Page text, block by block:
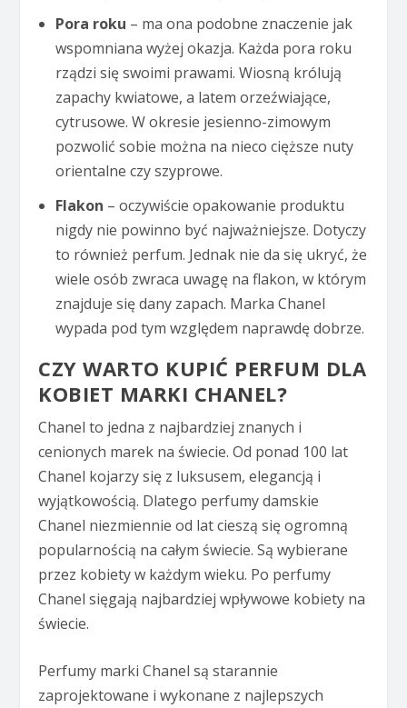
Pora roku – ma ona podobne znaczenie jak
wspomniana wyżej okazja. Każda pora roku
rządzi się swoimi prawami. Wiosną królują
zapachy kwiatowe, a latem orzeźwiające,
cytrusowe. W okresie jesienno-zimowym
pozwolić sobie można na nieco cięższe nuty
orientalne czy szyprowe.
Flakon – oczywiście opakowanie produktu
nigdy nie powinno być najważniejsze. Dotyczy
to również perfum. Jednak nie da się ukryć, że
wiele osób zwraca uwagę na flakon, w którym
znajduje się dany zapach. Marka Chanel
wypada pod tym względem naprawdę dobrze.
CZY WARTO KUPIĆ PERFUM DLA
KOBIET MARKI CHANEL?
Chanel to jedna z najbardziej znanych i
cenionych marek na świecie. Od ponad 100 lat
Chanel kojarzy się z luksusem, elegancją i
wyjątkowością. Dlatego perfumy damskie
Chanel niezmiennie od lat cieszą się ogromną
popularnością na całym świecie. Są wybierane
przez kobiety w każdym wieku. Po perfumy
Chanel sięgają najbardziej wpływowe kobiety na
świecie.
Perfumy marki Chanel są starannie
zaprojektowane i wykonane z najlepszych